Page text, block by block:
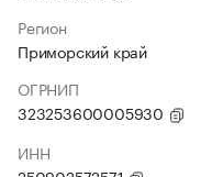
Регион
Приморский край
ОГРНИП
323253600005930
ИНН